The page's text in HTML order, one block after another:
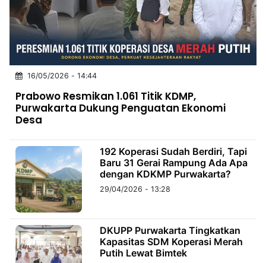
INDONESIA
Partner
NTB
Time
IDN
Jogja
Rakyat
News
Notice
Baru
Kabarbaru
16/05/2026 - 14:44
Prabowo Resmikan 1.061 Titik KDMP,
Purwakarta Dukung Penguatan Ekonomi
Desa
192 Koperasi Sudah Berdiri, Tapi
Baru 31 Gerai Rampung Ada Apa
dengan KDKMP Purwakarta?
29/04/2026 - 13:28
DKUPP Purwakarta Tingkatkan
Kapasitas SDM Koperasi Merah
Putih Lewat Bimtek